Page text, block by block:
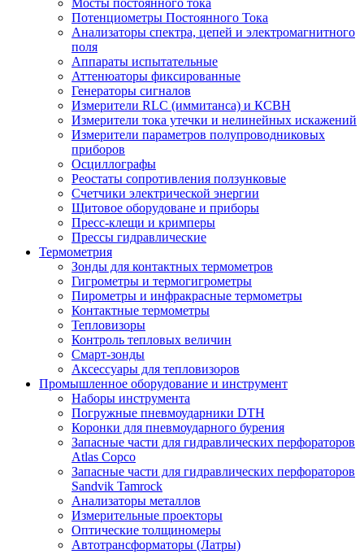
Мосты постоянного тока
Потенциометры Постоянного Тока
Анализаторы спектра, цепей и электромагнитного
поля
Аппараты испытательные
Аттенюаторы фиксированные
Генераторы сигналов
Измерители RLC (иммитанса) и КСВН
Измерители тока утечки и нелинейных искажений
Измерители параметров полупроводниковых
приборов
Осциллографы
Реостаты сопротивления ползунковые
Счетчики электрической энергии
Щитовое оборудоване и приборы
Пресс-клещи и кримперы
Прессы гидравлические
Термометрия
Зонды для контактных термометров
Гигрометры и термогигрометры
Пирометры и инфракрасные термометры
Контактные термометры
Тепловизоры
Контроль тепловых величин
Смарт-зонды
Аксессуары для тепловизоров
Промышленное оборудование и инструмент
Наборы инструмента
Погружные пневмоударники DTH
Коронки для пневмоударного бурения
Запасные части для гидравлических перфораторов
Atlas Copco
Запасные части для гидравлических перфораторов
Sandvik Tamrock
Анализаторы металлов
Измерительные проекторы
Оптические толщиномеры
Автотрансформаторы (Латры)